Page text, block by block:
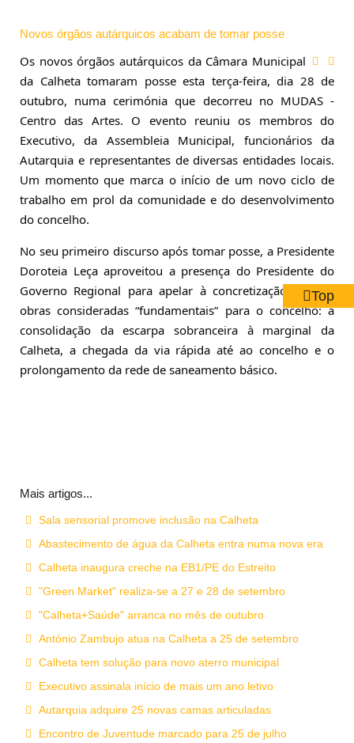
Novos órgãos autárquicos acabam de tomar posse
Os novos órgãos autárquicos da Câmara Municipal
da Calheta tomaram posse esta terça-feira, dia 28 de
outubro, numa cerimónia que decorreu no MUDAS -
Centro das Artes. O evento reuniu os membros do
Executivo, da Assembleia Municipal, funcionários da
Autarquia e representantes de diversas entidades locais.
Um momento que marca o início de um novo ciclo de
trabalho em prol da comunidade e do desenvolvimento
do concelho.
No seu primeiro discurso após tomar posse, a Presidente
Doroteia Leça aproveitou a presença do Presidente do
Governo Regional para apelar à concretização de três
obras consideradas “fundamentais” para o concelho: a
consolidação da escarpa sobranceira à marginal da
Calheta, a chegada da via rápida até ao concelho e o
prolongamento da rede de saneamento básico.
Mais artigos...
Sala sensorial promove inclusão na Calheta
Abastecimento de água da Calheta entra numa nova era
Calheta inaugura creche na EB1/PE do Estreito
"Green Market" realiza-se a 27 e 28 de setembro
"Calheta+Saúde" arranca no mês de outubro
António Zambujo atua na Calheta a 25 de setembro
Calheta tem solução para novo aterro municipal
Executivo assinala início de mais um ano letivo
Autarquia adquire 25 novas camas articuladas
Encontro de Juventude marcado para 25 de julho
Top